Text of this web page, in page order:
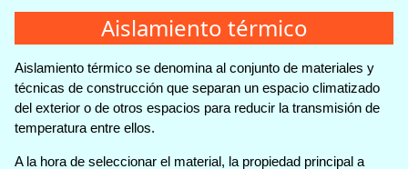
Aislamiento térmico
Aislamiento térmico se denomina al conjunto de materiales y
técnicas de construcción que separan un espacio climatizado
del exterior o de otros espacios para reducir la transmisión de
temperatura entre ellos.
A la hora de seleccionar el material, la propiedad principal a